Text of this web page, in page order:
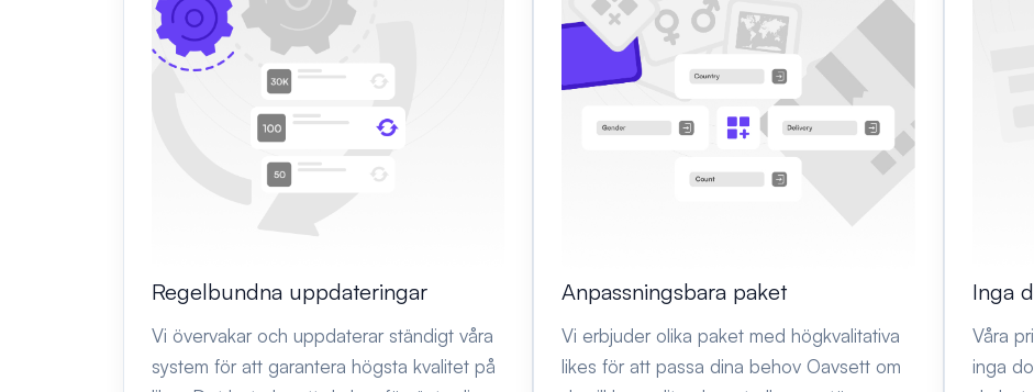
Regelbundna uppdateringar
Vi övervakar och uppdaterar ständigt våra
system för att garantera högsta kvalitet på
Anpassningsbara paket
Vi erbjuder olika paket med högkvalitativa
likes för att passa dina behov Oavsett om
Inga
Våra
inga